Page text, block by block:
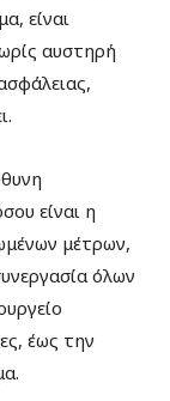
είναι
αυστηρή
είναι η
μέτρων,
όλων
έως την